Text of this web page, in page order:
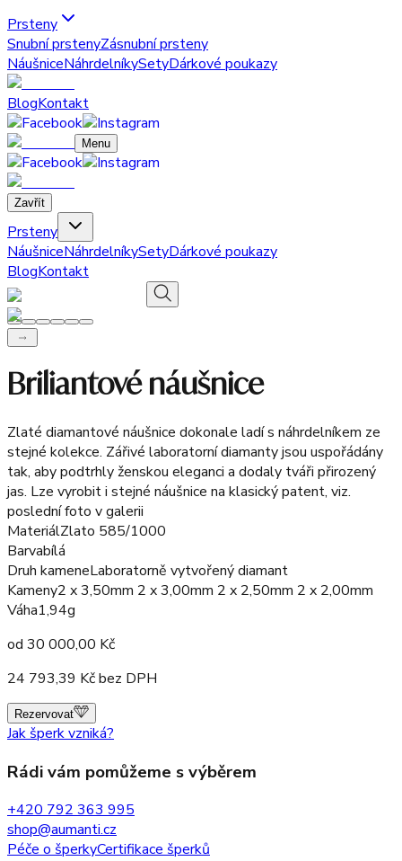
Prsteny
Snubní prstenyZásnubní prsteny
NáušniceNáhrdelníkySetyDárkové poukazy
BlogKontakt
Menu
Zavřít
Prsteny
NáušniceNáhrdelníkySetyDárkové poukazy
BlogKontakt
Briliantové náušnice
Zlaté diamantové náušnice dokonale ladí s náhrdelníkem ze
stejné kolekce. Zářivé laboratorní diamanty jsou uspořádány
tak, aby podtrhly ženskou eleganci a dodaly tváři přirozený
jas. Lze vyrobit i stejné náušnice na klasický patent, viz.
poslední foto v galerii
MateriálZlato 585/1000
Barvabílá
Druh kameneLaboratorně vytvořený diamant
Kameny2 x 3,50mm 2 x 3,00mm 2 x 2,50mm 2 x 2,00mm
Váha1,94g
od 30 000,00 Kč
24 793,39 Kč bez DPH
Rezervovat
Jak šperk vzniká?
Rádi vám pomůžeme s výběrem
+420 792 363 995
shop@aumanti.cz
Péče o šperkyCertifikace šperků